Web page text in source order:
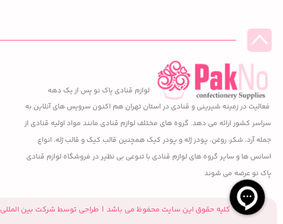
لوازم قنادی پاک نو پس از یک دهه
فعالیت در زمینه شیرینی و قنادی در استان تهران هم اکنون سرویس های آنلاین به
سراسر کشور ارائه می دهد. گروه های مختلف لوازم قنادی مانند مواد اولیه قنادی از
جمله آرد، شکر، روغن، پودر ژله و پودر کیک همچنین قالب کیک و قالب ژله، انواع
اسانس ها و سایر گروه های لوازم قنادی با تنوعی بی نظیر در فروشگاه لوازم قنادی
پاک نو عرضه می شوند
کلیه حقوق این سایت محفوظ می باشد | طراحی توسط شرکت بین المللی